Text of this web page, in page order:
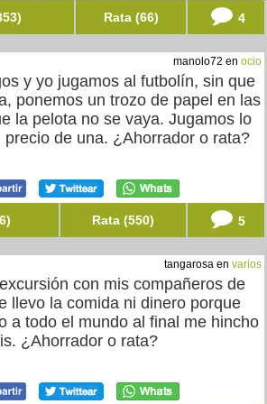
Rata (66) 4
manolo72 en ocio
y yo jugamos al futbolín, sin que
ponemos un trozo de papel en las
la pelota no se vaya. Jugamos lo
de una. ¿Ahorrador o rata?
Rata (550) 5
tangarosa en varios
con mis compañeros de
llevo la comida ni dinero porque
a todo el mundo al final me hincho
¿Ahorrador o rata?